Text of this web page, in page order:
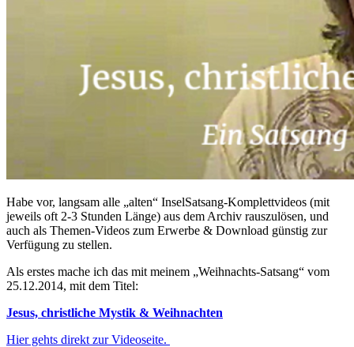
Habe vor, langsam alle „alten“ InselSatsang-Komplettvideos (mit
jeweils oft 2-3 Stunden Länge) aus dem Archiv rauszulösen, und
auch als Themen-Videos zum Erwerbe & Download günstig zur
Verfügung zu stellen.
Als erstes mache ich das mit meinem „Weihnachts-Satsang“ vom
25.12.2014, mit dem Titel:
Jesus, christliche Mystik & Weihnachten
Hier gehts direkt zur Videoseite.